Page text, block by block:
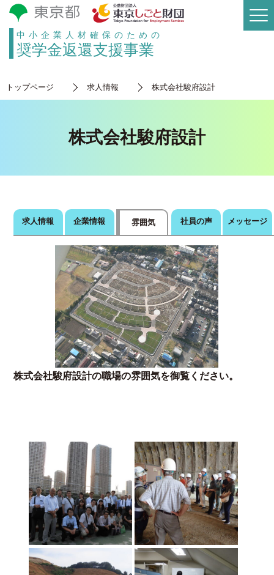
中小企業人材確保のための
奨学金返還支援事業
トップページ 求人情報 株式会社駿府設計
株式会社駿府設計
求人情報 企業情報 雰囲気 社員の声 メッセージ
株式会社駿府設計の職場の雰囲気を御覧ください。